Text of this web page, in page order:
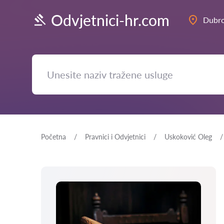
Odvjetnici-hr.com
Početna Pravnici i Odvjetnici Uskoković Oleg